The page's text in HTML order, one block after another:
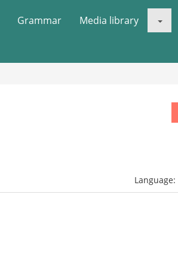
Grammar Media library
Language: